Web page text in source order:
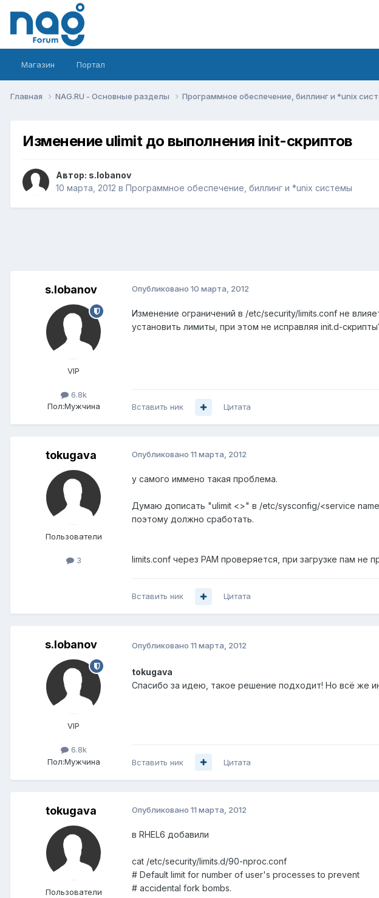
Магазин Портал
Главная NAG.RU - Основные разделы Программное обеспечение, биллинг и *unix
Изменение ulimit до выполнения init-скриптов
Автор: s.lobanov
10 марта, 2012 в Программное обеспечение, биллинг и *unix системы
s.lobanov
VIP
6.8k
Пол:Мужчина
Опубликовано 10 марта, 2012
Изменение ограничений в /etc/security/limits.conf не
установить лимиты, при этом не исправляя init.d-
Вставить ник Цитата
tokugava
Пользователи
3
Опубликовано 11 марта, 2012
у самого иммено такая проблема.
Думаю дописать "ulimit <>" в /etc/sysconfig/<service
поэтому должно сработать.
limits.conf через PAM проверяется, при загрузке пам не
Вставить ник Цитата
s.lobanov
VIP
6.8k
Пол:Мужчина
Опубликовано 11 марта, 2012
tokugava
Спасибо за идею, такое решение подходит! Но всё же
Вставить ник Цитата
tokugava
Пользователи
Опубликовано 11 марта, 2012
в RHEL6 добавили
cat /etc/security/limits.d/90-nproc.conf
# Default limit for number of user's processes to prevent
# accidental fork bombs.